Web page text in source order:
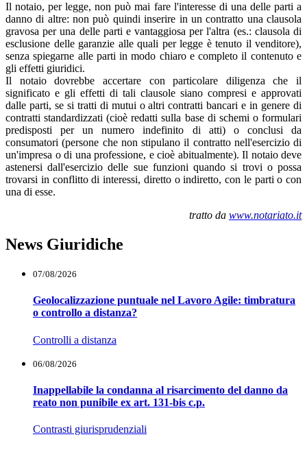
Il notaio, per legge, non può mai fare l'interesse di una delle parti a
danno di altre: non può quindi inserire in un contratto una clausola
gravosa per una delle parti e vantaggiosa per l'altra (es.: clausola di
esclusione delle garanzie alle quali per legge è tenuto il venditore),
senza spiegarne alle parti in modo chiaro e completo il contenuto e
gli effetti giuridici.
Il notaio dovrebbe accertare con particolare diligenza che il
significato e gli effetti di tali clausole siano compresi e approvati
dalle parti, se si tratti di mutui o altri contratti bancari e in genere di
contratti standardizzati (cioè redatti sulla base di schemi o formulari
predisposti per un numero indefinito di atti) o conclusi da
consumatori (persone che non stipulano il contratto nell'esercizio di
un'impresa o di una professione, e cioè abitualmente). Il notaio deve
astenersi dall'esercizio delle sue funzioni quando si trovi o possa
trovarsi in conflitto di interessi, diretto o indiretto, con le parti o con
una di esse.
tratto da www.notariato.it
News Giuridiche
07/08/2026
Geolocalizzazione puntuale nel Lavoro Agile: timbratura
o controllo a distanza?
Controlli a distanza
06/08/2026
Inappellabile la condanna al risarcimento del danno da
reato non punibile ex art. 131-bis c.p.
Contrasti giurisprudenziali